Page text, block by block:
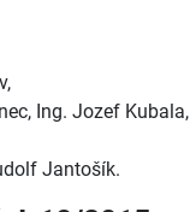
Ing. Jozef Kubala,
Jantošík.